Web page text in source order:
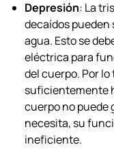
Depresión: La
decaídos pueden
agua. Esto se
eléctrica para
del cuerpo. Por
suficientemente
cuerpo no puede
necesita, su
ineficiente.